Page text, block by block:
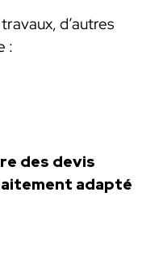
d’autres
:
des devis
adapté